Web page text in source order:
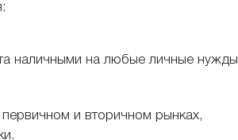
наличными на любые личные нужды
и вторичном рынках,